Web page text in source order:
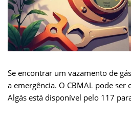
Se encontrar um vazamento de
a emergência. O CBMAL pode ser
Algás está disponível pelo 117